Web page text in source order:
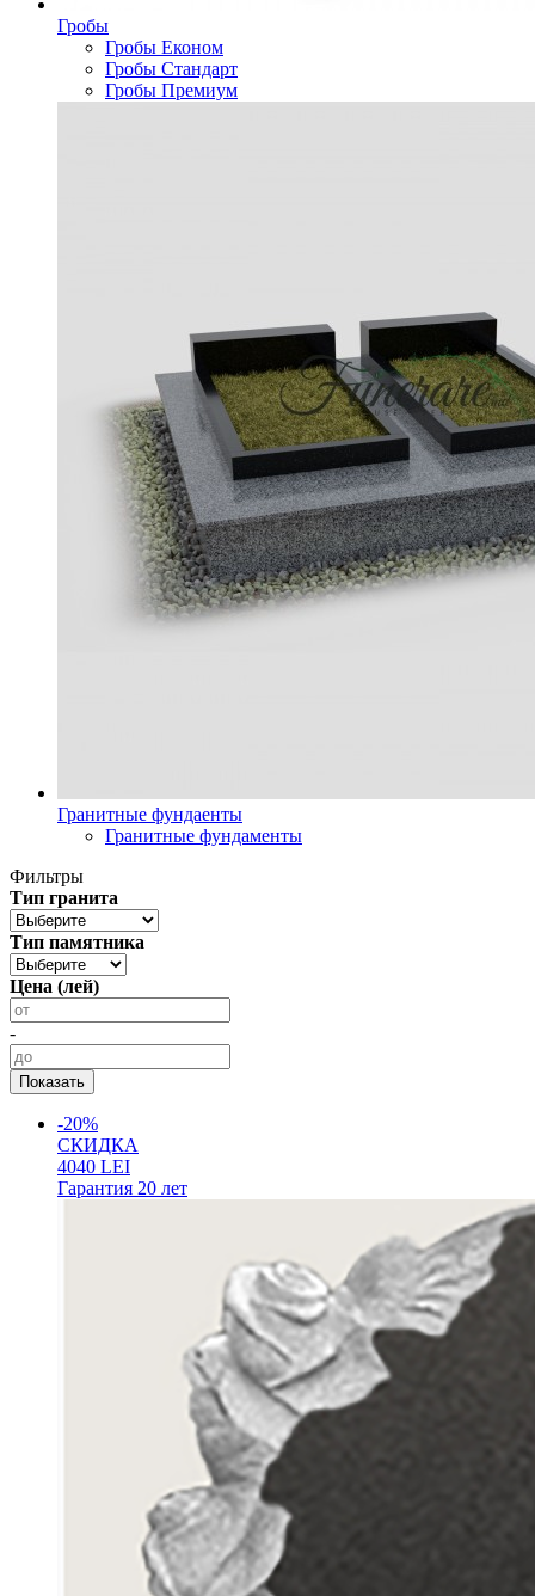
Гробы
Гробы Економ
Гробы Стандарт
Гробы Премиум
Гранитные фундаенты
Гранитные фундаменты
Фильтры
Тип гранита
Тип памятника
Цена (лей)
-
-20%
СКИДКА
4040 LEI
Гарантия 20 лет